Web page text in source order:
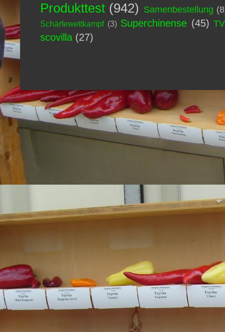
Produkttest (942) Samenbestellung
Schärfewettkampf (3) Superchinense (45) TV
scovilla (27)